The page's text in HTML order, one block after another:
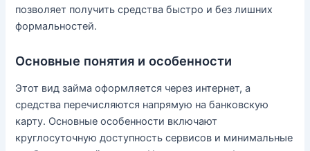
позволяет получить средства быстро и без лишних
формальностей.
Основные понятия и особенности
Этот вид займа оформляется через интернет, а
средства перечисляются напрямую на банковскую
карту. Основные особенности включают
круглосуточную доступность сервисов и минимальные